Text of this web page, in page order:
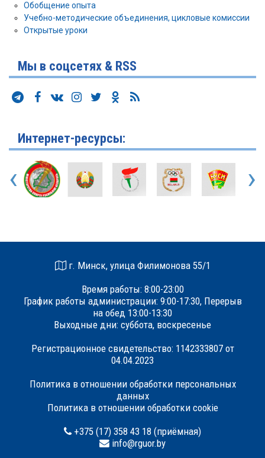
Обобщение опыта
Учебно-методические объединения, цикловые комиссии
Открытые уроки
Мы в соцсетях & RSS
Интернет-ресурсы:
‹ ›
г. Минск, улица Филимонова 55/1
Время работы: 8:00-23:00
График работы администрации: 9:00-17:30, Перерыв
на обед 13:00-13:30
Выходные дни: суббота, воскресенье
Регистрационное свидетельство: 1142333807 от
04.04.2023
Политика в отношении обработки персональных
данных
Политика в отношении обработки cookie
+375 (17) 358 43 18 (приёмная)
info@rguor.by